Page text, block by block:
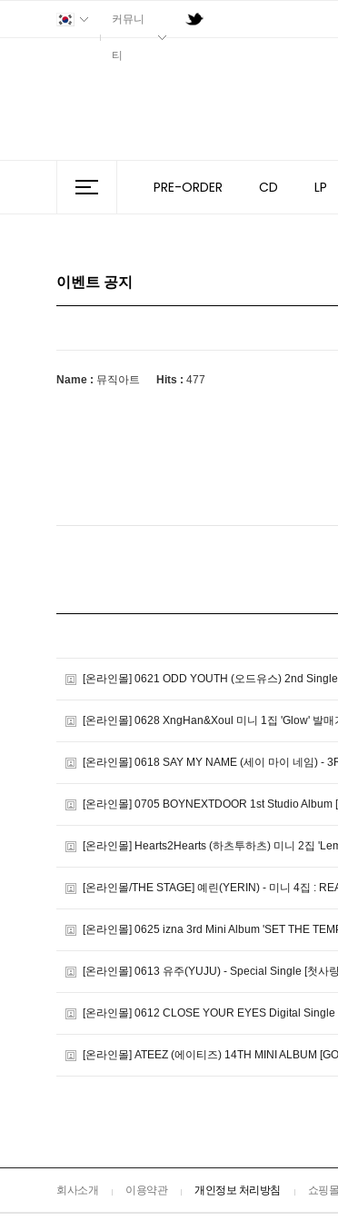
커뮤니
티
PRE-ORDER CD LP
이벤트 공지
Name : 뮤직아트 Hits : 477
[온라인몰] 0621 ODD YOUTH (오드유스) 2nd
[온라인몰] 0628 XngHan&Xoul 미니 1집 'Glow' 발
[온라인몰] 0618 SAY MY NAME (세이 마이 네임) -
[온라인몰] 0705 BOYNEXTDOOR 1st Studio Album
[온라인몰] Hearts2Hearts (하츠투하츠) 미니 2집
[온라인몰/THE STAGE] 예린(YERIN) - 미니 4집 :
[온라인몰] 0625 izna 3rd Mini Album 'SET THE
[온라인몰] 0613 유주(YUJU) - Special Single [첫사
[온라인몰] 0612 CLOSE YOUR EYES Digital
[온라인몰] ATEEZ (에이티즈) 14TH MINI ALBUM
회사소개 이용약관 개인정보 처리방침 쇼핑